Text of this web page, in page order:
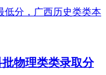
物理类类录取分